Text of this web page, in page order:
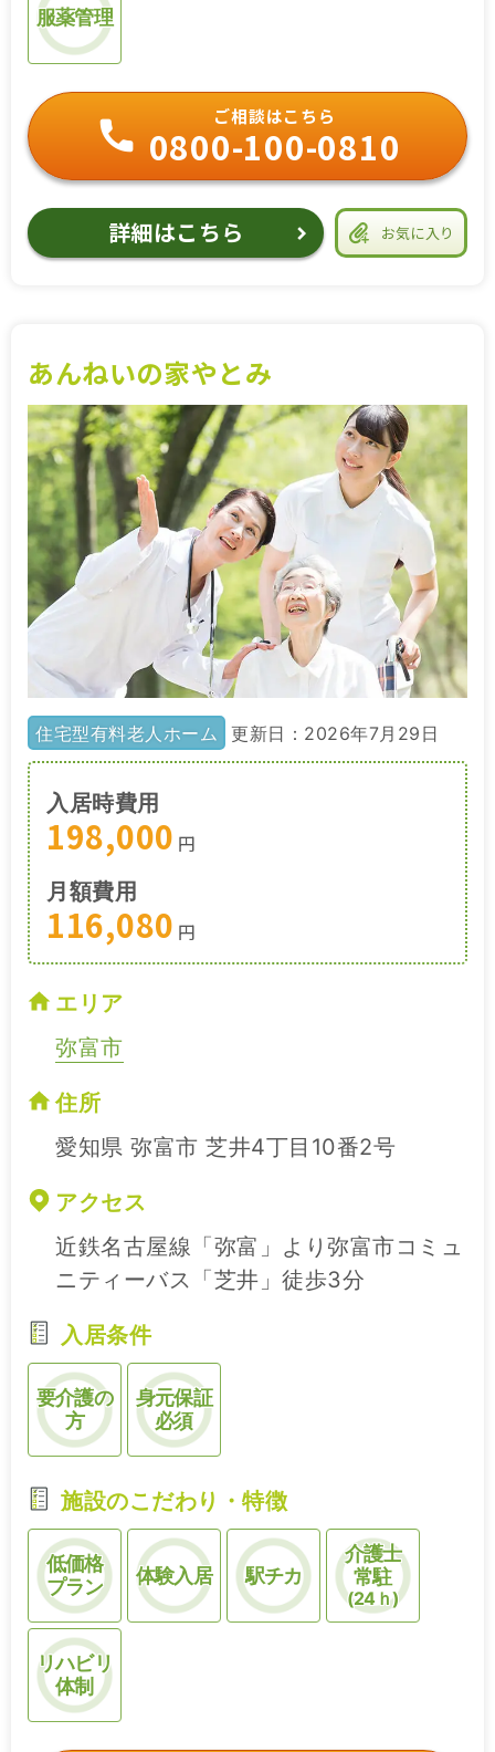
服薬管理
お気に入り
ご相談はこちら
0800-100-0810
詳細はこちら
あんねいの家やとみ
住宅型有料老人ホーム 更新日：2026年7月29日
入居時費用
198,000 円
月額費用
116,080 円
エリア
弥富市
住所
愛知県 弥富市 芝井4丁目10番2号
アクセス
近鉄名古屋線「弥富」より弥富市コミュ
ニティーバス「芝井」徒歩3分
入居条件
要介護の
方
身元保証
必須
施設のこだわり・特徴
低価格
プラン
体験入居 駅チカ
介護士
常駐
(24ｈ)
リハビリ
体制